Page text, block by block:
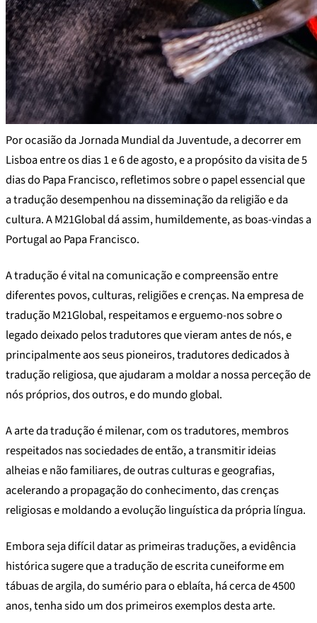
Por ocasião da Jornada Mundial da Juventude, a decorrer em
Lisboa entre os dias 1 e 6 de agosto, e a propósito da visita de 5
dias do Papa Francisco, refletimos sobre o papel essencial que
a tradução desempenhou na disseminação da religião e da
cultura. A M21Global dá assim, humildemente, as boas-vindas a
Portugal ao Papa Francisco.
A tradução é vital na comunicação e compreensão entre
diferentes povos, culturas, religiões e crenças. Na empresa de
tradução M21Global, respeitamos e erguemo-nos sobre o
legado deixado pelos tradutores que vieram antes de nós, e
principalmente aos seus pioneiros, tradutores dedicados à
tradução religiosa, que ajudaram a moldar a nossa perceção de
nós próprios, dos outros, e do mundo global.
A arte da tradução é milenar, com os tradutores, membros
respeitados nas sociedades de então, a transmitir ideias
alheias e não familiares, de outras culturas e geografias,
acelerando a propagação do conhecimento, das crenças
religiosas e moldando a evolução linguística da própria língua.
Embora seja difícil datar as primeiras traduções, a evidência
histórica sugere que a tradução de escrita cuneiforme em
tábuas de argila, do sumério para o eblaíta, há cerca de 4500
anos, tenha sido um dos primeiros exemplos desta arte.